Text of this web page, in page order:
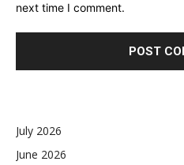
next time I comment.
July 2026
June 2026